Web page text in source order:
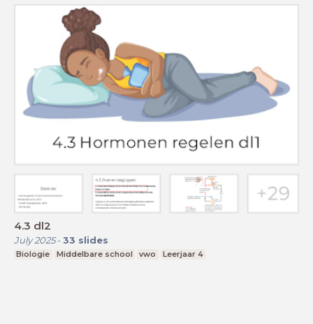
4.3 dl2
July 2025- 33 slides
Biologie Middelbare school vwo Leerjaar 4